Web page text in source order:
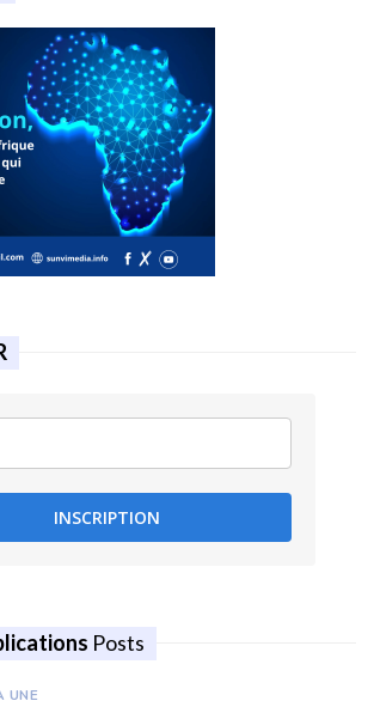
INSCRIPTION
Posts
UNE